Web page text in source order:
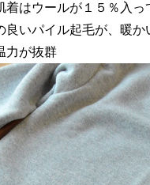
着はウールが１５％入っ
良いパイル起毛が、暖か
力が抜群